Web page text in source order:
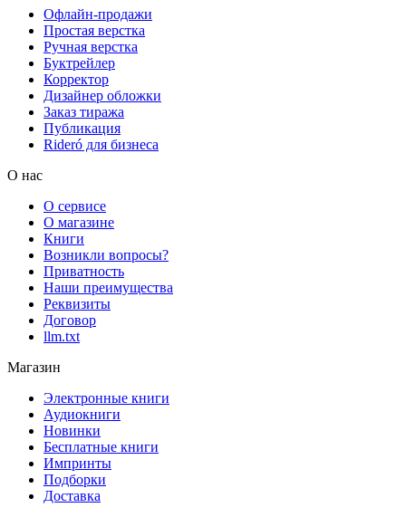
Офлайн-продажи
Простая верстка
Ручная верстка
Буктрейлер
Корректор
Дизайнер обложки
Заказ тиража
Публикация
Rideró для бизнеса
О нас
О сервисе
О магазине
Книги
Возникли вопросы?
Приватность
Наши преимущества
Реквизиты
Договор
llm.txt
Магазин
Электронные книги
Аудиокниги
Новинки
Бесплатные книги
Импринты
Подборки
Доставка